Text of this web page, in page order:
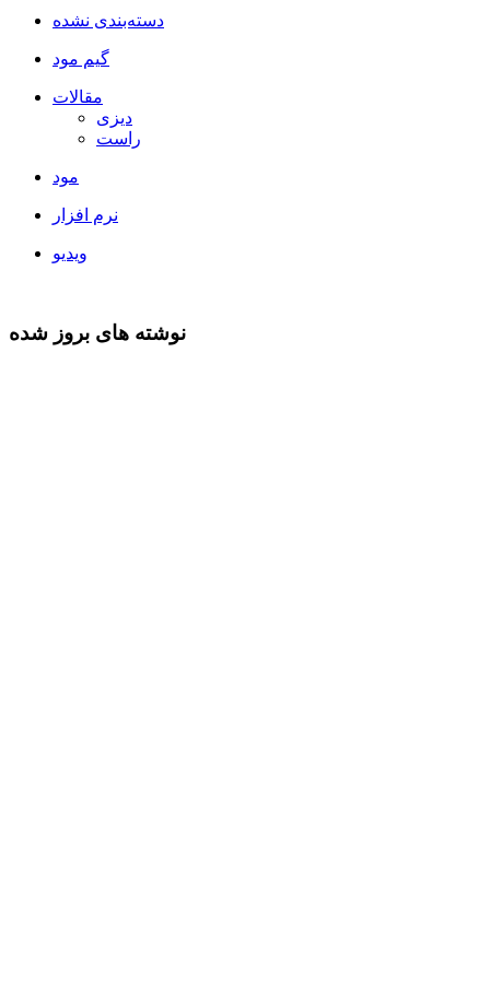
دسته‌بندی نشده
گیم مود
مقالات
دیزی
راست
مود
نرم افزار
ویدیو
نوشته های بروز شده